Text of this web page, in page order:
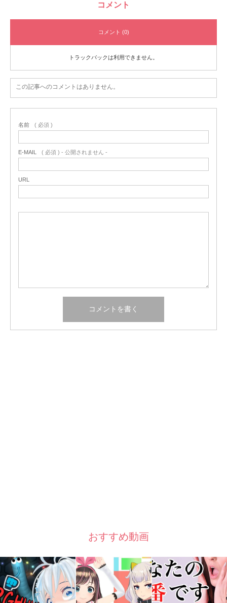
コメント
コメント (0)
トラックバックは利用できません。
この記事へのコメントはありません。
名前 ( 必須 )
E-MAIL ( 必須 ) - 公開されません -
URL
おすすめ動画